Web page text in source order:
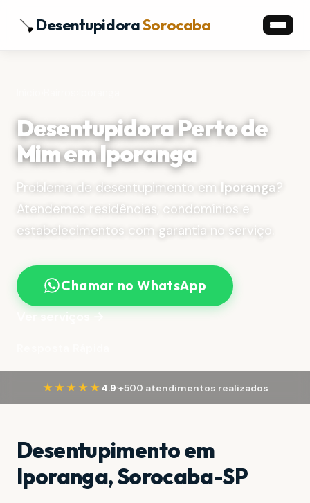
DesentupidoraSorocaba
Desentupidora Perto de
Mim em Iporanga
Problema de desentupimento em Iporanga?
Atendemos residências, condomínios e
estabelecimentos com garantia no serviço.
Chamar no WhatsApp
Ver serviços →
★★★★★ 4.9·+500 atendimentos realizados
Desentupimento em
Iporanga, Sorocaba-SP